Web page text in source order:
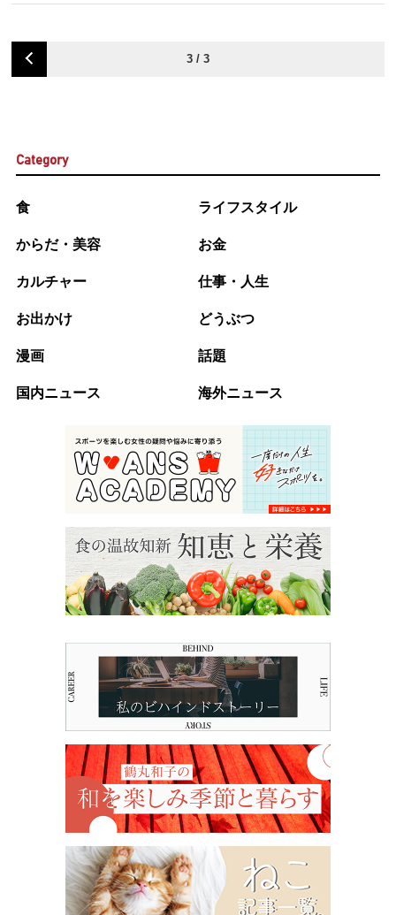
3 / 3
Category
食 ライフスタイル
からだ・美容 お金
カルチャー 仕事・人生
お出かけ どうぶつ
漫画 話題
国内ニュース 海外ニュース